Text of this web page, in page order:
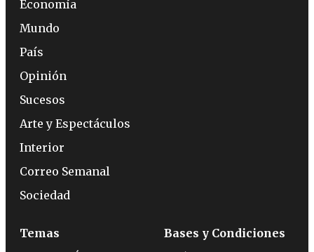
Economía
Mundo
País
Opinión
Sucesos
Arte y Espectáculos
Interior
Correo Semanal
Sociedad
Temas
Bases y Condiciones